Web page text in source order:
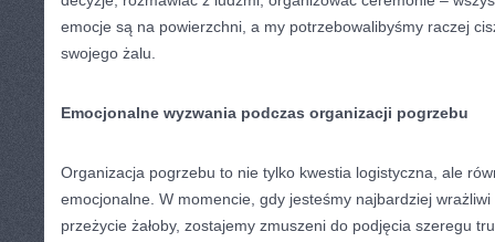
emocje są na powierzchni, a my potrzebowalibyśmy raczej
swojego żalu.
Emocjonalne wyzwania podczas organizacji pogrzebu
Organizacja pogrzebu to nie tylko kwestia logistyczna, ale
emocjonalne. W momencie, gdy jesteśmy najbardziej
przeżycie żałoby, zostajemy zmuszeni do podjęcia szeregu